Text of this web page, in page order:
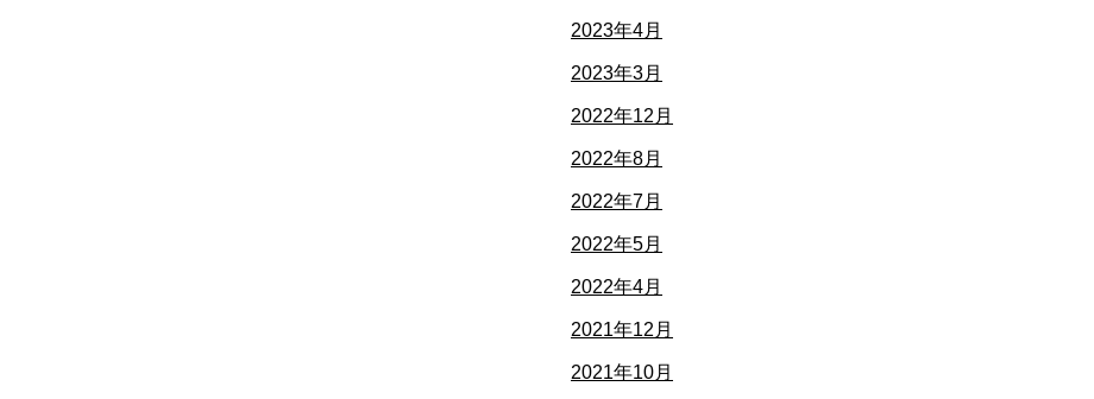
2023年4月
2023年3月
2022年12月
2022年8月
2022年7月
2022年5月
2022年4月
2021年12月
2021年10月